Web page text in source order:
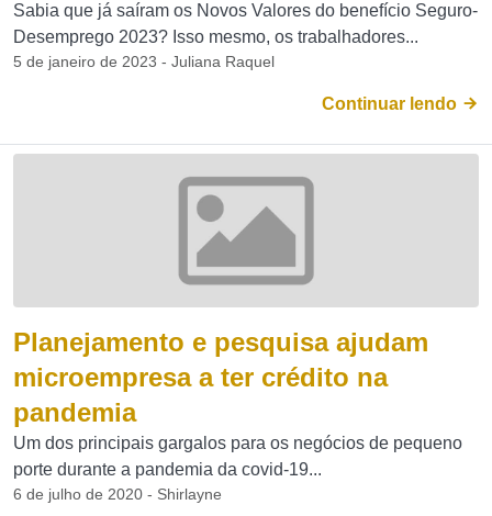
Sabia que já saíram os Novos Valores do benefício Seguro-
Desemprego 2023? Isso mesmo, os trabalhadores...
5 de janeiro de 2023 - Juliana Raquel
Continuar lendo
Planejamento e pesquisa ajudam
microempresa a ter crédito na
pandemia
Um dos principais gargalos para os negócios de pequeno
porte durante a pandemia da covid-19...
6 de julho de 2020 - Shirlayne